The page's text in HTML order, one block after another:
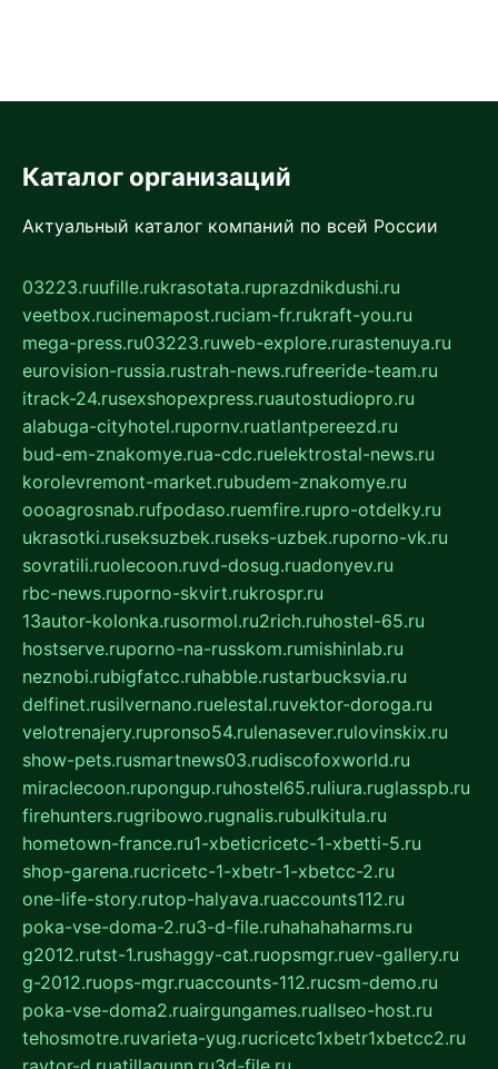
Каталог организаций
Актуальный каталог компаний по всей России
03223.ruufille.rukrasotata.ruprazdnikdushi.ru
veetbox.rucinemapost.ruciam-fr.rukraft-you.ru
mega-press.ru03223.ruweb-explore.rurastenuya.ru
eurovision-russia.rustrah-news.rufreeride-team.ru
itrack-24.rusexshopexpress.ruautostudiopro.ru
alabuga-cityhotel.rupornv.ruatlantpereezd.ru
bud-em-znakomye.rua-cdc.ruelektrostal-news.ru
korolevremont-market.rubudem-znakomye.ru
oooagrosnab.rufpodaso.ruemfire.rupro-otdelky.ru
ukrasotki.ruseksuzbek.ruseks-uzbek.ruporno-vk.ru
sovratili.ruolecoon.ruvd-dosug.ruadonyev.ru
rbc-news.ruporno-skvirt.rukrospr.ru
13autor-kolonka.rusormol.ru2rich.ruhostel-65.ru
hostserve.ruporno-na-russkom.rumishinlab.ru
neznobi.rubigfatcc.ruhabble.rustarbucksvia.ru
delfinet.rusilvernano.ruelestal.ruvektor-doroga.ru
velotrenajery.rupronso54.rulenasever.rulovinskix.ru
show-pets.rusmartnews03.rudiscofoxworld.ru
miraclecoon.rupongup.ruhostel65.ruliura.ruglasspb.ru
firehunters.rugribowo.rugnalis.rubulkitula.ru
hometown-france.ru1-xbeticricetc-1-xbetti-5.ru
shop-garena.rucricetc-1-xbetr-1-xbetcc-2.ru
one-life-story.rutop-halyava.ruaccounts112.ru
poka-vse-doma-2.ru3-d-file.ruhahahaharms.ru
g2012.rutst-1.rushaggy-cat.ruopsmgr.ruev-gallery.ru
g-2012.ruops-mgr.ruaccounts-112.rucsm-demo.ru
poka-vse-doma2.ruairgungames.ruallseo-host.ru
tehosmotre.ruvarieta-yug.rucricetc1xbetr1xbetcc2.ru